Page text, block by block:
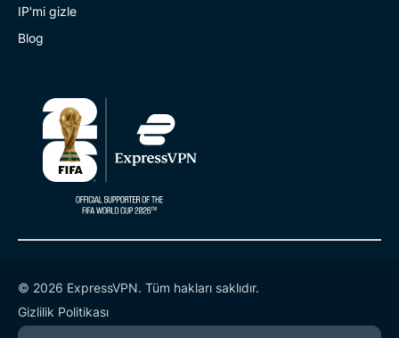
IP'mi gizle
Blog
© 2026 ExpressVPN. Tüm hakları saklıdır.
Gizlilik Politikası